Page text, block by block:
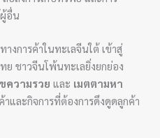
อื่น
งการค้าในทะเลจีนใต้ เข้าสู่
ย ชาวจีนโพ้นทะเลยิ่งยกย่อง
ความรวย และ เมตตามหา
และกิจการที่ต้องการดึงดูดลูกค้า